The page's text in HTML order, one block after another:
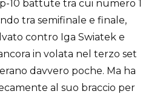
10 battute tra cui numero 1
tra semifinale e finale,
contro Iga Swiatek e
in volata nel terzo set
davvero poche. Ma ha
al suo braccio per